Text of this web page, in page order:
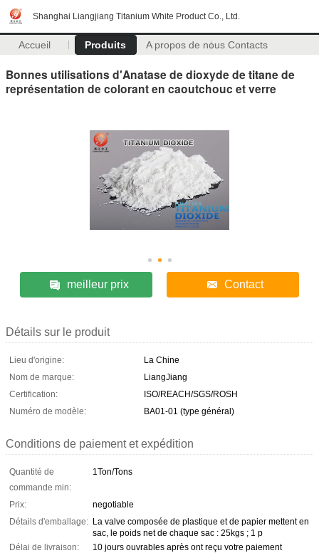
Shanghai Liangjiang Titanium White Product Co., Ltd.
Accueil Produits A propos de nous Contacts
Bonnes utilisations d'Anatase de dioxyde de titane de
représentation de colorant en caoutchouc et verre
meilleur prix Contact
Détails sur le produit
Lieu d'origine:
La Chine
Nom de marque:
LiangJiang
Certification:
ISO/REACH/SGS/ROSH
Numéro de modèle:
BA01-01 (type général)
Conditions de paiement et expédition
Quantité de
commande min:
1Ton/Tons
Prix:
negotiable
Détails d'emballage: La valve composée de plastique et de papier mettent en
sac, le poids net de chaque sac : 25kgs ; 1 p
Délai de livraison:
10 jours ouvrables après ont reçu votre paiement